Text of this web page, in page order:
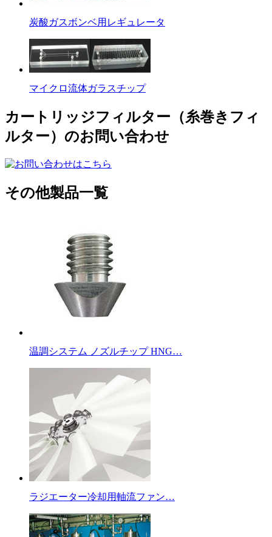
炭酸ガスボンベ用レギュレータ
マイクロ流体ガラスチップ
カートリッジフィルター（糸巻きフィ
ルター）のお問い合わせ
その他製品一覧
温調システム ノズルチップ HNG…
ラジエーター冷却用軸流ファン…